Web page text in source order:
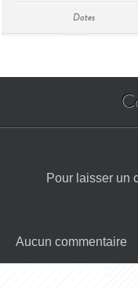
Dates
Pour laisser un
Aucun commentaire